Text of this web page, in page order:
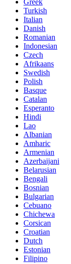
Greek
Turkish
Italian
Danish
Romanian
Indonesian
Czech
Afrikaans
Swedish
Polish
Basque
Catalan
Esperanto
Hindi
Lao
Albanian
Amharic
Armenian
Azerbaijani
Belarusian
Bengali
Bosnian
Bulgarian
Cebuano
Chichewa
Corsican
Croatian
Dutch
Estonian
Filipino